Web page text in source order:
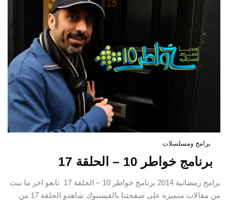
برامج ومسلسلات
برنامج خواطر 10 – الحلقة 17
برامج رمضانية 2014 برنامج خواطر 10 – الحلقة 17 تابعو اخر ما نبث
من مقالات متميزة على صفحتنا بالفيسبوك شاهدو الحلقة 17 من